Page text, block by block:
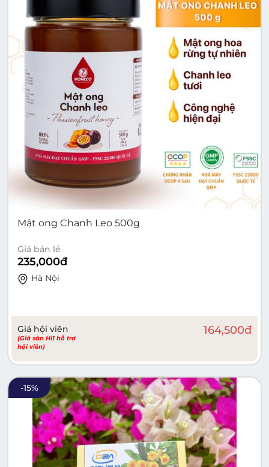
Mật ong Chanh Leo 500g
Giá bán lẻ
235,000đ
Hà Nội
Giá hội viên
(Giá sàn Hi1 hỗ trợ
hội viên)
164,500đ
-15%